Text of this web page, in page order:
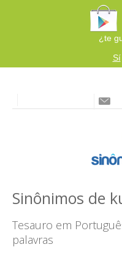
¿te
Sí
Sinônimos de
Tesauro em
palavras